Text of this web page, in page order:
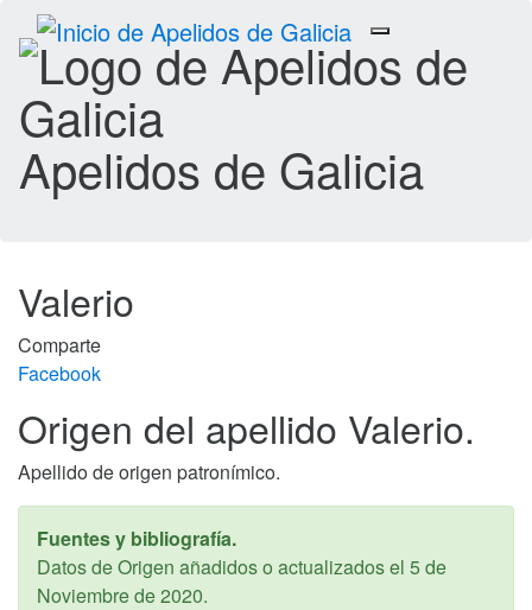
Toggle
navigation
Apelidos de Galicia
Valerio
Comparte
Facebook
Origen del apellido Valerio.
Apellido de origen patronímico.
Fuentes y bibliografía.
Datos de Origen añadidos o actualizados el 5 de
Noviembre de 2020.